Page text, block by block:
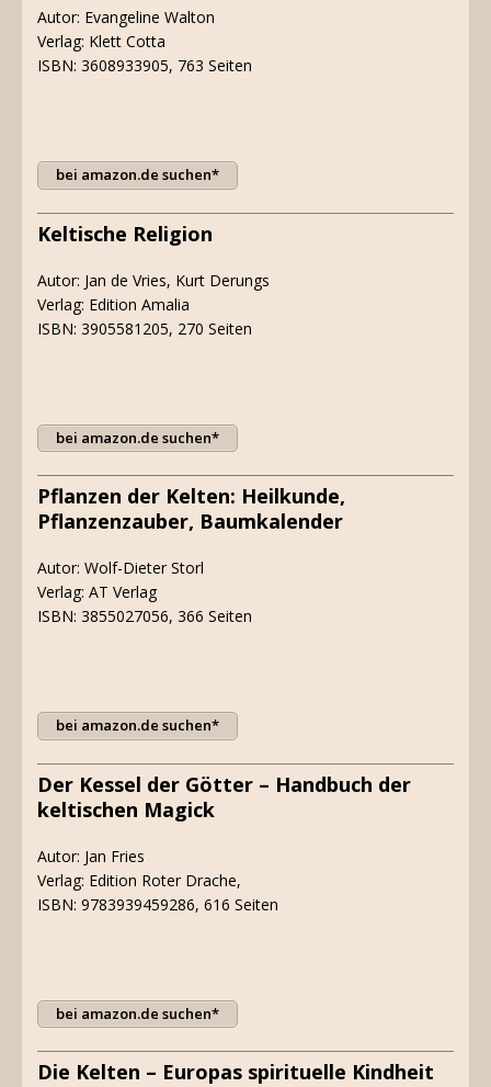
Autor: Evangeline Walton
Verlag: Klett Cotta
ISBN: 3608933905, 763 Seiten
bei amazon.de suchen*
Keltische Religion
Autor: Jan de Vries, Kurt Derungs
Verlag: Edition Amalia
ISBN: 3905581205, 270 Seiten
bei amazon.de suchen*
Pflanzen der Kelten: Heilkunde,
Pflanzenzauber, Baumkalender
Autor: Wolf-Dieter Storl
Verlag: AT Verlag
ISBN: 3855027056, 366 Seiten
bei amazon.de suchen*
Der Kessel der Götter – Handbuch der
keltischen Magick
Autor: Jan Fries
Verlag: Edition Roter Drache,
ISBN: 9783939459286, 616 Seiten
bei amazon.de suchen*
Die Kelten – Europas spirituelle Kindheit